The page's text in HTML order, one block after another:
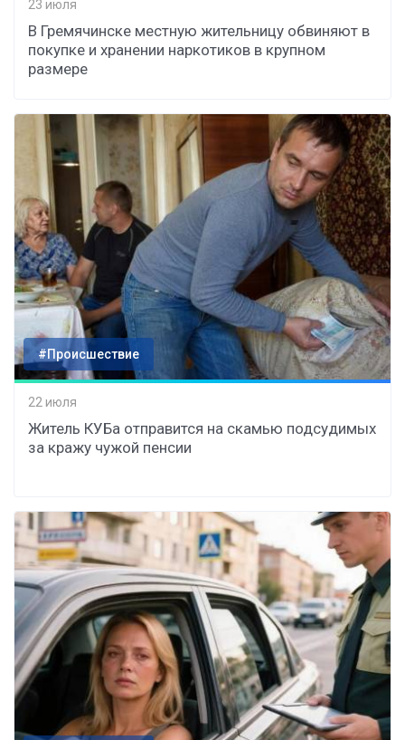
23 июля
В Гремячинске местную жительницу обвиняют в
покупке и хранении наркотиков в крупном
размере
#Происшествие
22 июля
Житель КУБа отправится на скамью подсудимых
за кражу чужой пенсии